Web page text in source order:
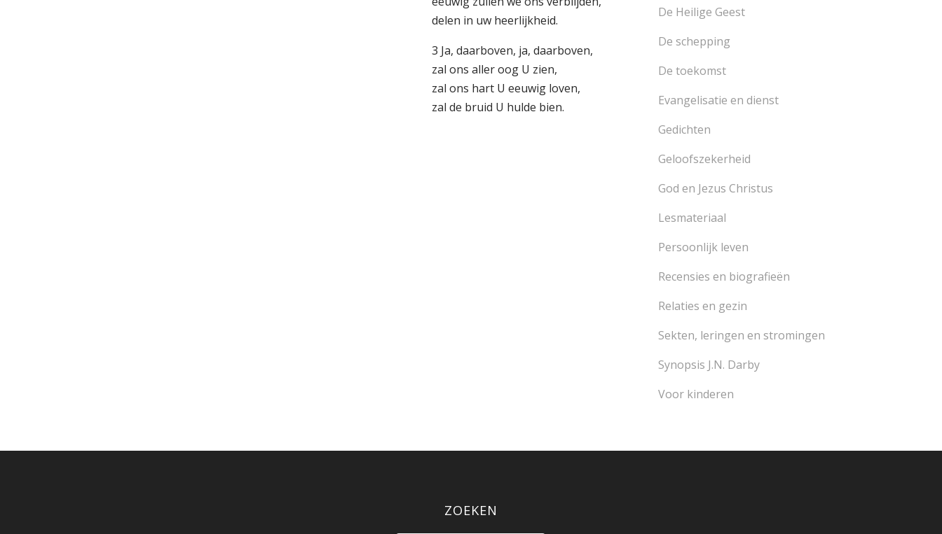
delen in uw heerlijkheid.
3 Ja, daarboven, ja, daarboven,
zal ons aller oog U zien,
zal ons hart U eeuwig loven,
zal de bruid U hulde bien.
De Heilige Geest
De schepping
De toekomst
Evangelisatie en dienst
Gedichten
Geloofszekerheid
God en Jezus Christus
Lesmateriaal
Persoonlijk leven
Recensies en biografieën
Relaties en gezin
Sekten, leringen en stromingen
Synopsis J.N. Darby
Voor kinderen
ZOEKEN